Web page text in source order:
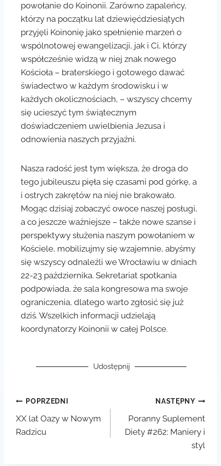
powołanie do Koinonii. Zarówno zapaleńcy,
którzy na początku lat dziewięćdziesiątych
przyjęli Koinonię jako spełnienie marzeń o
wspólnotowej ewangelizacji, jak i Ci, którzy
współcześnie widzą w niej znak nowego
Kościoła – braterskiego i gotowego dawać
świadectwo w każdym środowisku i w
każdych okolicznościach, – wszyscy chcemy
się ucieszyć tym świątecznym
doświadczeniem uwielbienia Jezusa i
odnowienia naszych przyjaźni.
Nasza radość jest tym większa, że droga do
tego jubileuszu pięła się czasami pod górkę, a
i ostrych zakrętów na niej nie brakowało.
Mogąc dzisiaj zobaczyć owoce naszej posługi,
a co jeszcze ważniejsze – także nowe szanse i
perspektywy służenia naszym powołaniem w
Kościele, mobilizujmy się wzajemnie, abyśmy
się wszyscy odnaleźli we Wrocławiu w dniach
22-23 października. Sekretariat spotkania
podpowiada, że sala kongresowa ma swoje
ograniczenia, dlatego warto zgłosić się już
dziś. Wszelkich informacji udzielają
koordynatorzy Koinonii w całej Polsce.
Udostępnij
POPRZEDNI
XX lat Oazy w Nowym
Radzicu
NASTĘPNY
Poranny Suplement
Diety #262: Maniery i
styl